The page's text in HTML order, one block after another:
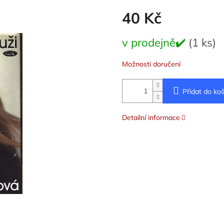
40 Kč
cena:
v prodejně✔️ (1 ks)
Možnosti doručení
Přidat do
Detailní informace